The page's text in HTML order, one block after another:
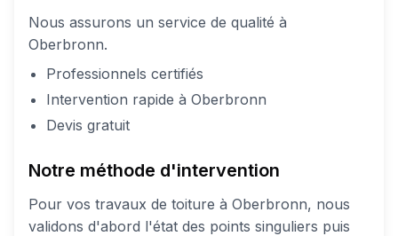
Nous assurons un service de qualité à
Oberbronn.
Professionnels certifiés
Intervention rapide à Oberbronn
Devis gratuit
Notre méthode d'intervention
Pour vos travaux de toiture à Oberbronn, nous
validons d'abord l'état des points singuliers puis